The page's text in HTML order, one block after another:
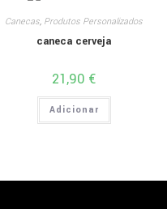
Canecas, Produtos Personalizados
caneca cerveja
21,90 €
Adicionar